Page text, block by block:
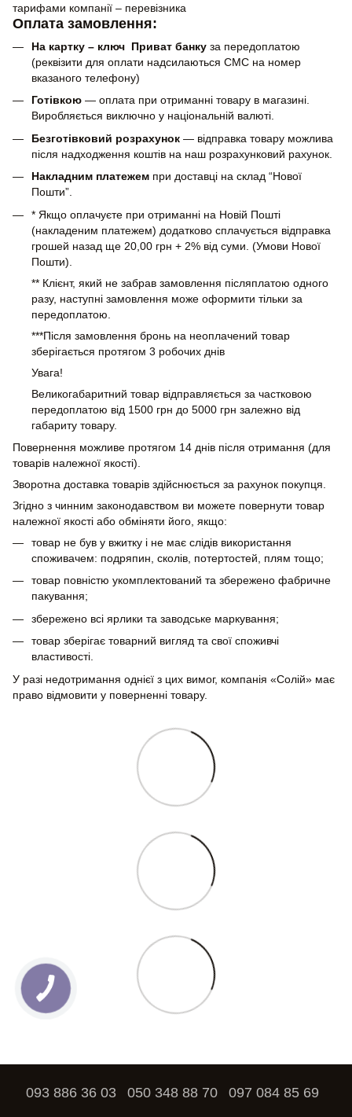
тарифами компанії – перевізника
Оплата замовлення:
На картку – ключ Приват банку за передоплатою
(реквізити для оплати надсилаються СМС на номер
вказаного телефону)
Готівкою — оплата при отриманні товару в магазині.
Виробляється виключно у національній валюті.
Безготівковий розрахунок — відправка товару можлива
після надходження коштів на наш розрахунковий рахунок.
Накладним платежем при доставці на склад “Нової
Пошти”.
* Якщо оплачуєте при отриманні на Новій Пошті
(накладеним платежем) додатково сплачується відправка
грошей назад ще 20,00 грн + 2% від суми. (Умови Нової
Пошти).
** Клієнт, який не забрав замовлення післяплатою одного
разу, наступні замовлення може оформити тільки за
передоплатою.
***Після замовлення бронь на неоплачений товар
зберігається протягом 3 робочих днів
Увага!
Великогабаритний товар відправляється за частковою
передоплатою від 1500 грн до 5000 грн залежно від
габариту товару.
Повернення можливе протягом 14 днів після отримання (для
товарів належної якості).
Зворотна доставка товарів здійснюється за рахунок покупця.
Згідно з чинним законодавством ви можете повернути товар
належної якості або обміняти його, якщо:
товар не був у вжитку і не має слідів використання
споживачем: подряпин, сколів, потертостей, плям тощо;
товар повністю укомплектований та збережено фабричне
пакування;
збережено всі ярлики та заводське маркування;
товар зберігає товарний вигляд та свої споживчі
властивості.
У разі недотримання однієї з цих вимог, компанія «Солій» має
право відмовити у поверненні товару.
093 886 36 03 050 348 88 70 097 084 85 69